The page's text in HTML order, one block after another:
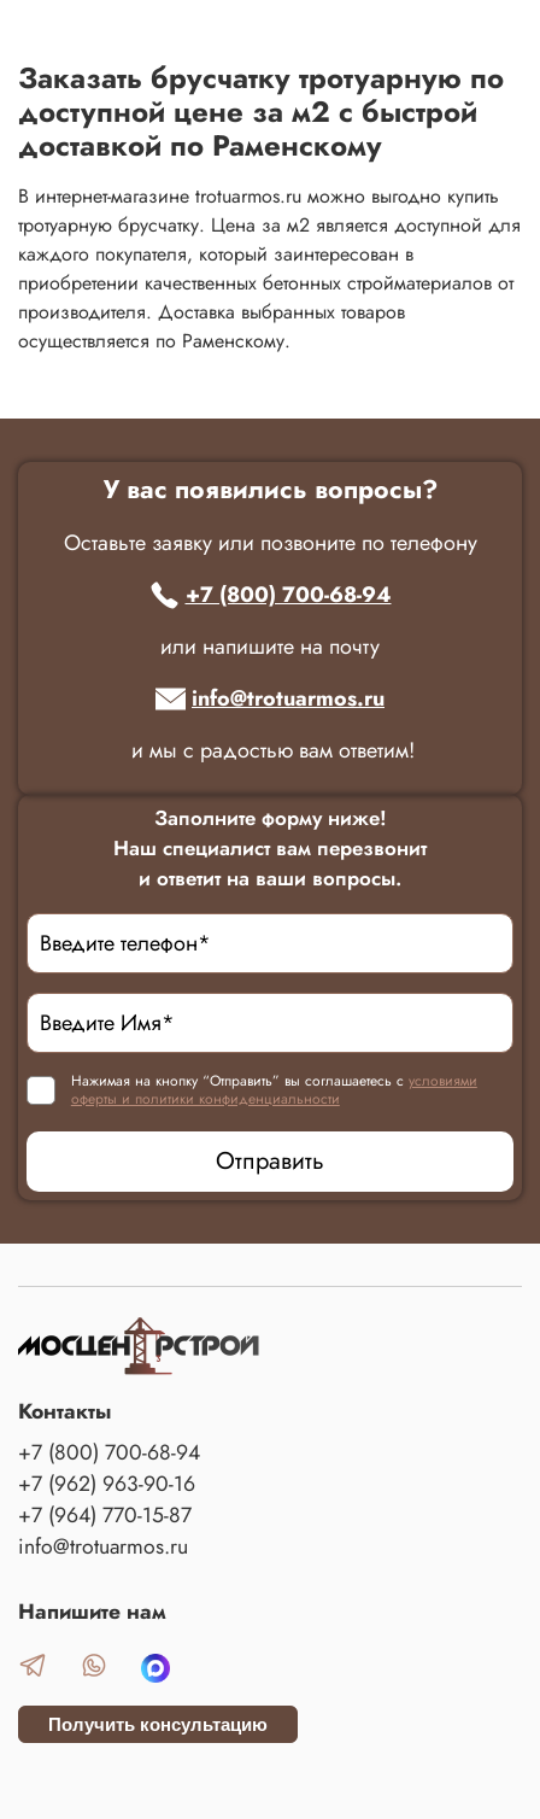
Заказать брусчатку тротуарную по
доступной цене за м2 с быстрой
доставкой по Раменскому
В интернет-магазине trotuarmos.ru можно выгодно купить
тротуарную брусчатку. Цена за м2 является доступной для
каждого покупателя, который заинтересован в
приобретении качественных бетонных стройматериалов от
производителя. Доставка выбранных товаров
осуществляется по Раменскому.
У вас появились вопросы?
Оставьте заявку или позвоните по телефону
+7 (800) 700-68-94
или напишите на почту
info@trotuarmos.ru
и мы с радостью вам ответим!
Заполните форму ниже!
Наш специалист вам перезвонит
и ответит на ваши вопросы.
Нажимая на кнопку “Отправить” вы соглашаетесь с условиями
оферты и политики конфиденциальности
Отправить
Контакты
+7 (800) 700-68-94
+7 (962) 963-90-16
+7 (964) 770-15-87
info@trotuarmos.ru
Напишите нам
Получить консультацию